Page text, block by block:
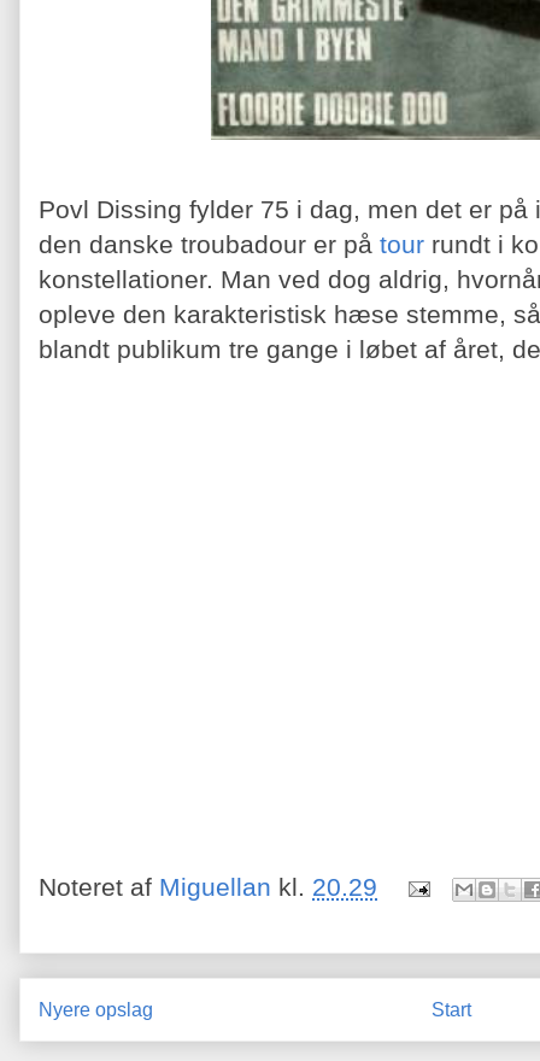
Povl Dissing fylder 75 i dag, men det er
den danske troubadour er på tour rundt i
konstellationer. Man ved dog aldrig,
opleve den karakteristisk hæse stemme,
blandt publikum tre gange i løbet af året,
Noteret af Miguellan kl. 20.29
Nyere opslag Start